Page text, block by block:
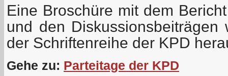
Eine Broschüre mit dem
und den
der Schriftenreihe der KPD
Gehe zu: Parteitage der KPD